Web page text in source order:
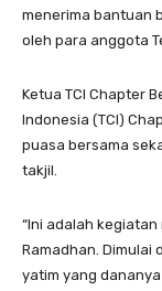
menerima bantuan
oleh para anggota
Ketua TCI Chapter
Indonesia (TCI)
puasa bersama
takjil.
“Ini adalah
Ramadhan. Dimulai
yatim yang